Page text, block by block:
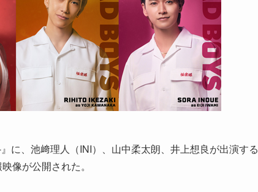
に、池﨑理人（INI）、山中柔太朗、井上想良が出演する
像が公開された。